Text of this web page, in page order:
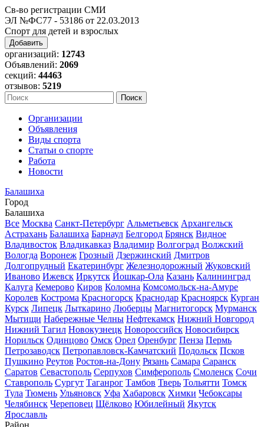
Св-во регистрации СМИ
ЭЛ №ФС77 - 53186 от 22.03.2013
Спорт для детей и взрослых
Добавить
организаций: 12743
Объявлений: 2069
секций: 44463
отзывов: 5219
Организации
Объявления
Виды спорта
Статьи о спорте
Работа
Новости
Балашиха
Город
Балашиха
Все Москва Санкт-Петербург Альметьевск Архангельск
Астрахань Балашиха Барнаул Белгород Брянск Видное
Владивосток Владикавказ Владимир Волгоград Волжский
Вологда Воронеж Грозный Дзержинский Дмитров
Долгопрудный Екатеринбург Железнодорожный Жуковский
Иваново Ижевск Иркутск Йошкар-Ола Казань Калининград
Калуга Кемерово Киров Коломна Комсомольск-на-Амуре
Королев Кострома Красногорск Краснодар Красноярск Курган
Курск Липецк Лыткарино Люберцы Магнитогорск Мурманск
Мытищи Набережные Челны Нефтекамск Нижний Новгород
Нижний Тагил Новокузнецк Новороссийск Новосибирск
Норильск Одинцово Омск Орел Оренбург Пенза Пермь
Петрозаводск Петропавловск-Камчатский Подольск Псков
Пушкино Реутов Ростов-на-Дону Рязань Самара Саранск
Саратов Севастополь Серпухов Симферополь Смоленск Сочи
Ставрополь Сургут Таганрог Тамбов Тверь Тольятти Томск
Тула Тюмень Ульяновск Уфа Хабаровск Химки Чебоксары
Челябинск Череповец Щёлково Юбилейный Якутск
Ярославль
Район